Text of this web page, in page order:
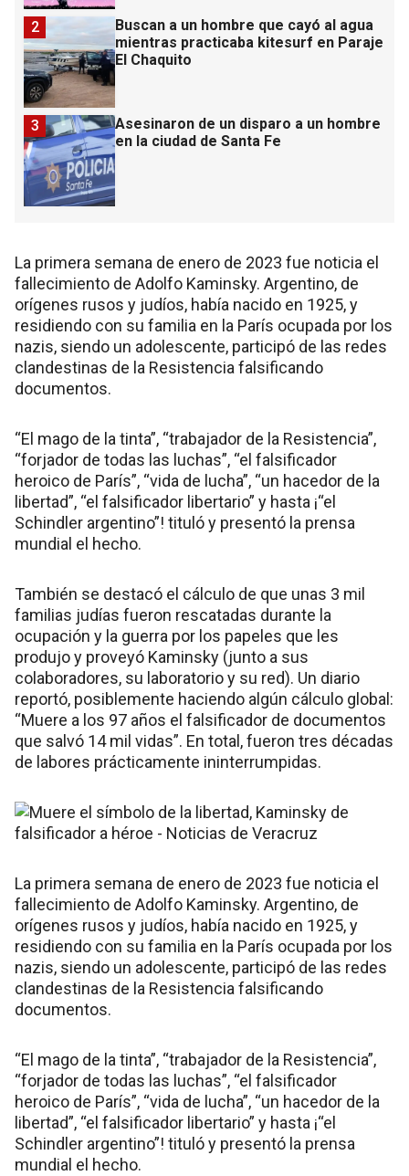
Buscan a un hombre que cayó al agua
mientras practicaba kitesurf en Paraje
El Chaquito
2
Asesinaron de un disparo a un hombre
en la ciudad de Santa Fe
3
La primera semana de enero de 2023 fue noticia el
fallecimiento de Adolfo Kaminsky. Argentino, de
orígenes rusos y judíos, había nacido en 1925, y
residiendo con su familia en la París ocupada por los
nazis, siendo un adolescente, participó de las redes
clandestinas de la Resistencia falsificando
documentos.
“El mago de la tinta”, “trabajador de la Resistencia”,
“forjador de todas las luchas”, “el falsificador
heroico de París”, “vida de lucha”, “un hacedor de la
libertad”, “el falsificador libertario” y hasta ¡“el
Schindler argentino”! tituló y presentó la prensa
mundial el hecho.
También se destacó el cálculo de que unas 3 mil
familias judías fueron rescatadas durante la
ocupación y la guerra por los papeles que les
produjo y proveyó Kaminsky (junto a sus
colaboradores, su laboratorio y su red). Un diario
reportó, posiblemente haciendo algún cálculo global:
“Muere a los 97 años el falsificador de documentos
que salvó 14 mil vidas”. En total, fueron tres décadas
de labores prácticamente ininterrumpidas.
La primera semana de enero de 2023 fue noticia el
fallecimiento de Adolfo Kaminsky. Argentino, de
orígenes rusos y judíos, había nacido en 1925, y
residiendo con su familia en la París ocupada por los
nazis, siendo un adolescente, participó de las redes
clandestinas de la Resistencia falsificando
documentos.
“El mago de la tinta”, “trabajador de la Resistencia”,
“forjador de todas las luchas”, “el falsificador
heroico de París”, “vida de lucha”, “un hacedor de la
libertad”, “el falsificador libertario” y hasta ¡“el
Schindler argentino”! tituló y presentó la prensa
mundial el hecho.